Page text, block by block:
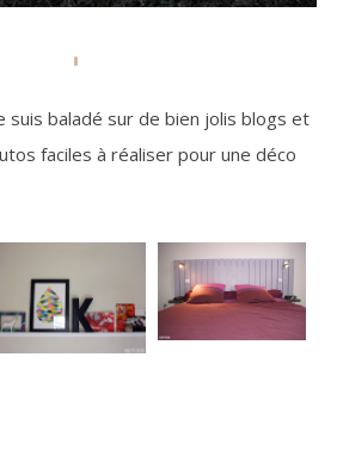
suis baladé sur de bien jolis blogs et
faciles à réaliser pour une déco